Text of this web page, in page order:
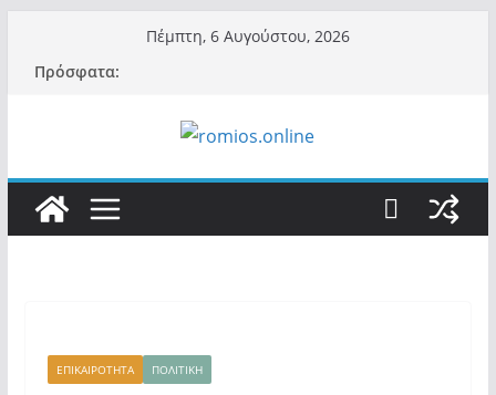
περιεχόμενο
Πέμπτη, 6 Αυγούστου, 2026
Πρόσφατα:
ΕΠΙΚΑΙΡΟΤΗΤΑ ΠΟΛΙΤΙΚΗ